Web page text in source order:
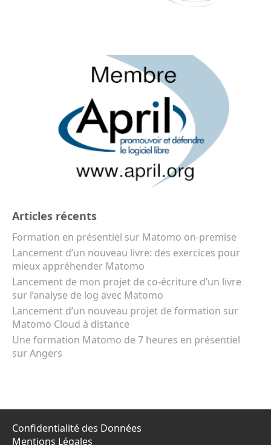
Articles récents
Formation en présentiel sur Matomo on-premise
Lancement d’un nouveau livre: des exercices pour
mieux appréhender Matomo
Lancement de mon projet de co-écriture d’un livre
sur l’analyse de log avec Matomo
Lancement d’un nouveau projet de formation sur
Matomo Cloud à distance
Une formation Matomo de 7 heures en présentiel
sur Angers
Confidentialité des Données
Mentions Légales